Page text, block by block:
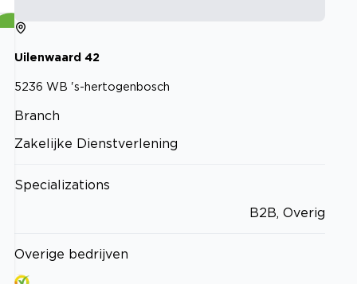
Uilenwaard 42
5236 WB 's-hertogenbosch
Branch
Zakelijke Dienstverlening
Specializations
B2B, Overig
Overige bedrijven